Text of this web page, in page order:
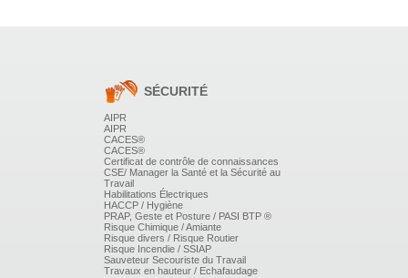
PRÉCAUTIONS À PRENDRE
Evaluation du risque
Rechercher le lieu de passage le moins dangereux ou
le moins fréquenté
Rechercher les horaires les plus favorables
Accroitre le vigilance
Utiliser les itinéraires les moins risqués
Utiliser les passages piétons lorsqu'ils existent
ET TOUJOURS ANALYSER LE RISQUE.
SÉCURITÉ
AIPR
AIPR
CACES®
CACES®
Certificat de contrôle de connaissances
CSE/ Manager la Santé et la Sécurité au
Travail
Habilitations Électriques
HACCP / Hygiène
PRAP, Geste et Posture / PASI BTP ®
Risque Chimique / Amiante
Risque divers / Risque Routier
Risque Incendie / SSIAP
Sauveteur Secouriste du Travail
Travaux en hauteur / Echafaudage